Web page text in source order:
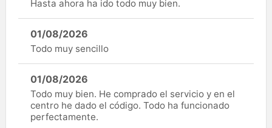
Hasta ahora ha ido todo muy bien.
01/08/2026
Todo muy sencillo
01/08/2026
Todo muy bien. He comprado el servicio y en el
centro he dado el código. Todo ha funcionado
perfectamente.